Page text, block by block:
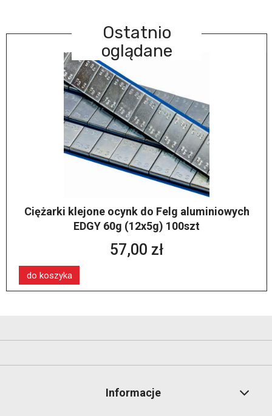
Ostatnio
oglądane
Ciężarki klejone ocynk do Felg aluminiowych
EDGY 60g (12x5g) 100szt
57,00 zł
do koszyka
Informacje